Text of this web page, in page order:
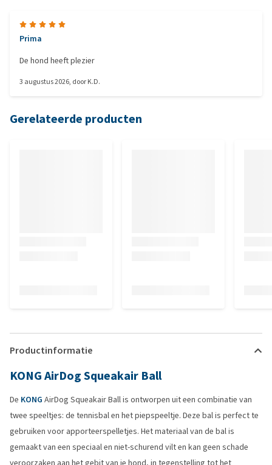
Prima
De hond heeft plezier
3 augustus 2026, doorK.D.
Gerelateerde producten
Productinformatie
KONG AirDog Squeakair Ball
De KONG AirDog Squeakair Ball is ontworpen uit een combinatie van
twee speeltjes: de tennisbal en het piepspeeltje. Deze bal is perfect te
gebruiken voor apporteerspelletjes. Het materiaal van de bal is
gemaakt van een speciaal en niet-schurend vilt en kan geen schade